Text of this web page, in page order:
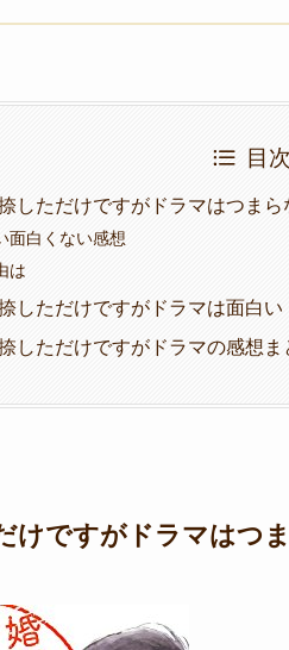
目次
しただけですがドラマはつまら
面白くない感想
は
しただけですがドラマは面白
しただけですがドラマの感想ま
けですがドラマはつ